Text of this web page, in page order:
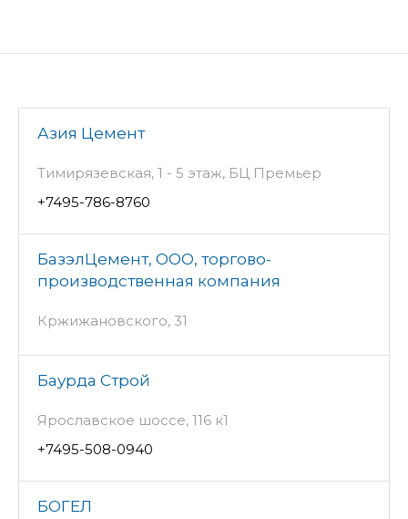
Азия Цемент
Тимирязевская, 1 - 5 этаж, БЦ Премьер
+7495-786-8760
БазэлЦемент, ООО, торгово-
производственная компания
Кржижановского, 31
Баурда Строй
Ярославское шоссе, 116 к1
+7495-508-0940
БОГЕЛ